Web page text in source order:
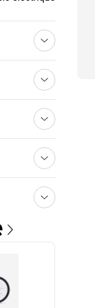
E-EDR AF